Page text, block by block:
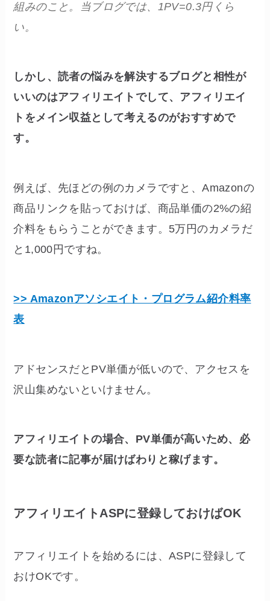
組みのこと。当ブログでは、1PV=0.3円くら
い。
しかし、読者の悩みを解決するブログと相性が
いいのはアフィリエイトでして、アフィリエイ
トをメイン収益として考えるのがおすすめで
す。
例えば、先ほどの例のカメラですと、Amazonの
商品リンクを貼っておけば、商品単価の2%の紹
介料をもらうことができます。5万円のカメラだ
と1,000円ですね。
>> Amazonアソシエイト・プログラム紹介料率
表
アドセンスだとPV単価が低いので、アクセスを
沢山集めないといけません。
アフィリエイトの場合、PV単価が高いため、必
要な読者に記事が届けばわりと稼げます。
アフィリエイトASPに登録しておけばOK
アフィリエイトを始めるには、ASPに登録して
おけOKです。